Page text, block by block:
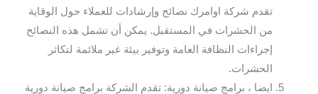
تقدم شركة اوامرك نصائح وإرشادات للعملاء حول الوقاية
من الحشرات في المستقبل. يمكن أن تشمل هذه النصائح
إجراءات النظافة العامة وتوفير بيئة غير ملائمة لتكاثر
الحشرات.
ايضا ، برامج صيانة دورية: تقدم الشركة برامج صيانة دورية